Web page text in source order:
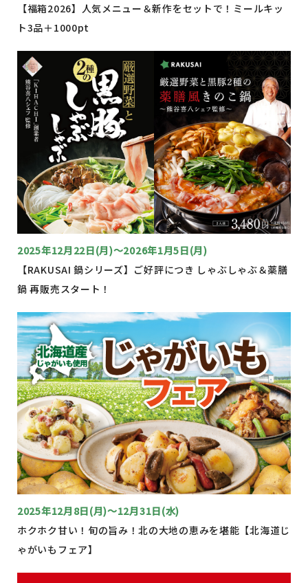
【福箱2026】人気メニュー＆新作をセットで！ミールキッ
ト3品＋1000pt
2025年12月22日(月)〜2026年1月5日(月)
【RAKUSAI 鍋シリーズ】ご好評につき しゃぶしゃぶ＆薬膳
鍋 再販売スタート！
2025年12月8日(月)～12月31日(水)
ホクホク甘い！旬の旨み！北の大地の恵みを堪能【北海道じ
ゃがいもフェア】